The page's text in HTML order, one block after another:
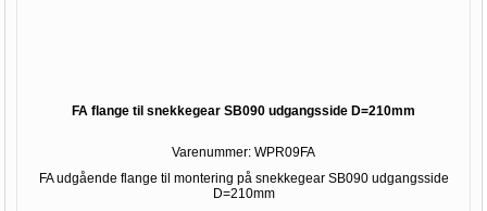
FA flange til snekkegear SB090 udgangsside D=210mm
Varenummer: WPR09FA
FA udgående flange til montering på snekkegear SB090 udgangsside
D=210mm